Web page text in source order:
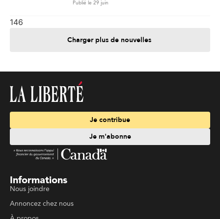
Publié le 29 juin
146
Charger plus de nouvelles
Je contribue
Je m'abonne
Informations
Nous joindre
Annoncez chez nous